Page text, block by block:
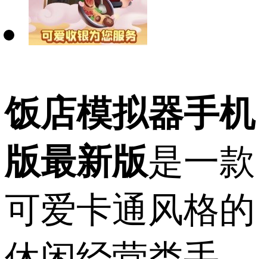
饭店模拟器手机
版最新版是一款
可爱卡通风格的